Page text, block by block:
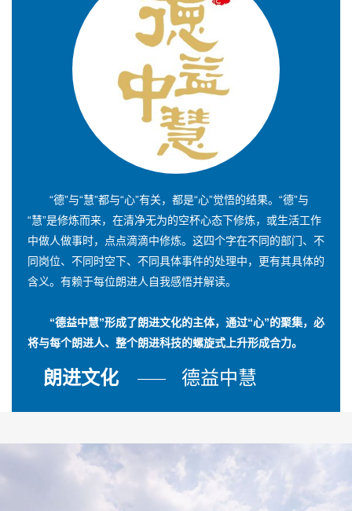
“德”与“慧”都与“心”有关，都是“心”觉悟的结果。“德”与
“慧”是修炼而来，在清净无为的空杯心态下修炼，或生活工作
中做人做事时，点点滴滴中修炼。这四个字在不同的部门、不
同岗位、不同时空下、不同具体事件的处理中，更有其具体的
含义。有赖于每位朗进人自我感悟并解读。
“德益中慧”形成了朗进文化的主体，通过“心”的聚集，必
将与每个朗进人、整个朗进科技的螺旋式上升形成合力。
朗进文化 德益中慧